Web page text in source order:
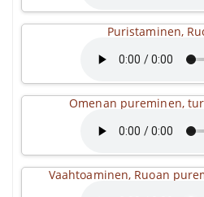
Puristaminen,
Omenan pureminen,
Vaahtoaminen, Ruoan